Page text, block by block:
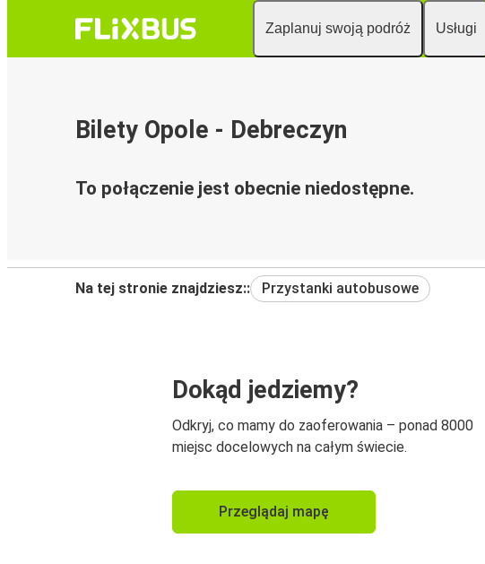
Zaplanuj swoją podróż Usługi
Bilety Opole - Debreczyn
To połączenie jest obecnie niedostępne.
Na tej stronie znajdziesz:: Przystanki autobusowe
Dokąd jedziemy?
Odkryj, co mamy do zaoferowania – ponad 8000
miejsc docelowych na całym świecie.
Przeglądaj mapę